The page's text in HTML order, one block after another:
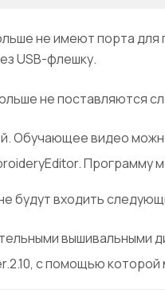
не имеют порта
USB-флешку.
не поставляются
Обучающее видео
Программу
будут входить
вышивальными
с помощью